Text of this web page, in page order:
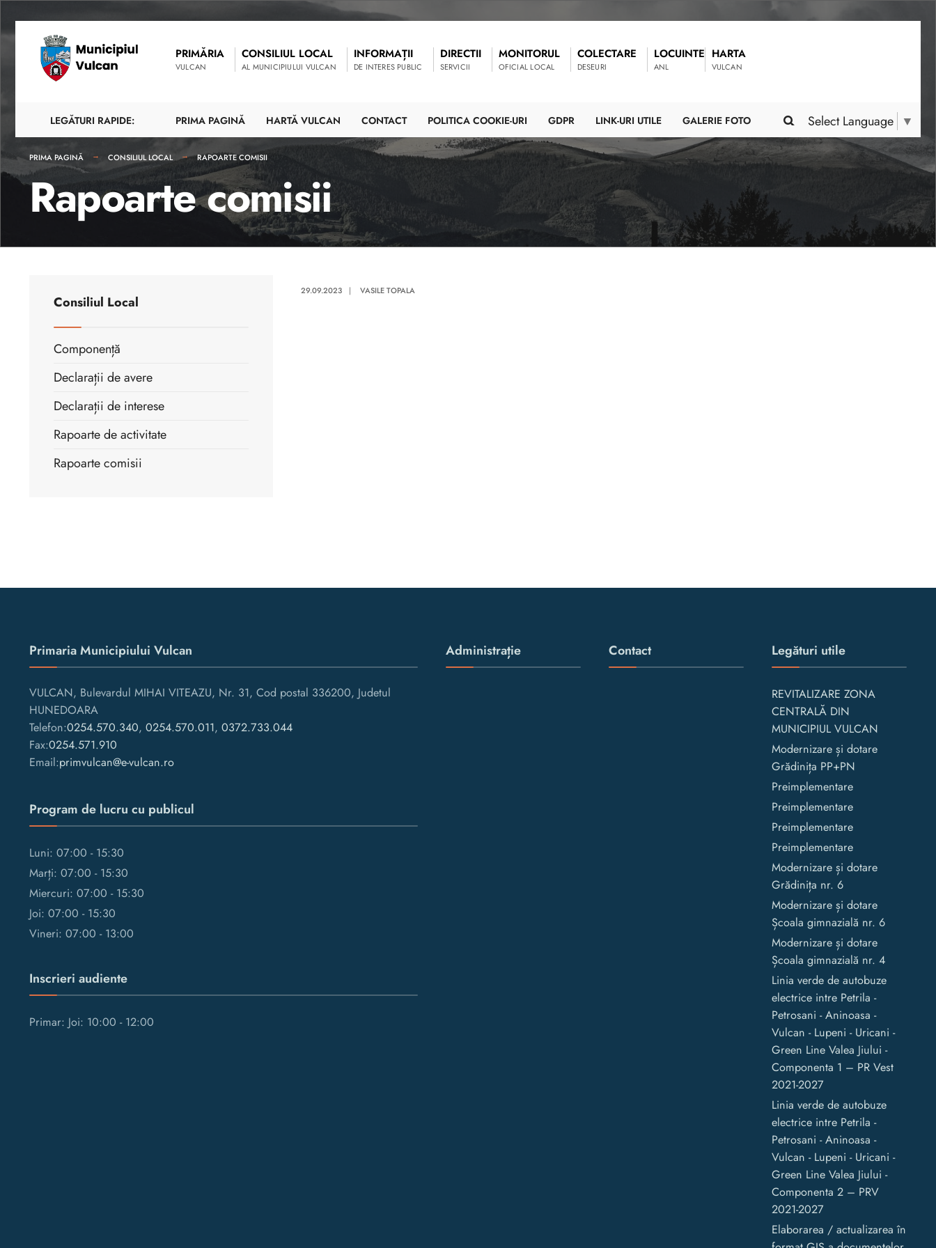
PRIMĂRIA
VULCAN
CONSILIUL LOCAL
AL MUNICIPIULUI VULCAN
INFORMAȚII
DE INTERES PUBLIC
DIRECTII
SERVICII
MONITORUL
OFICIAL LOCAL
COLECTARE
DESEURI
LOCUINTE
ANL
HARTA
VULCAN
Select Language ▼
LEGĂTURI RAPIDE: PRIMA PAGINĂ HARTĂ VULCAN CONTACT POLITICA COOKIE-URI GDPR LINK-URI UTILE GALERIE FOTO
PRIMA PAGINĂ CONSILIUL LOCAL RAPOARTE COMISII
Rapoarte comisii
29.09.2023 | VASILE TOPALA
Consiliul Local
Componență
Declarații de avere
Declarații de interese
Rapoarte de activitate
Rapoarte comisii
Primaria Municipiului Vulcan
VULCAN, Bulevardul MIHAI VITEAZU, Nr. 31, Cod postal 336200, Judetul
HUNEDOARA
Telefon:0254.570.340, 0254.570.011, 0372.733.044
Fax:0254.571.910
Email:primvulcan@e-vulcan.ro
Program de lucru cu publicul
Luni: 07:00 - 15:30
Marți: 07:00 - 15:30
Miercuri: 07:00 - 15:30
Joi: 07:00 - 15:30
Vineri: 07:00 - 13:00
Inscrieri audiente
Primar: Joi: 10:00 - 12:00
Administrație Contact Legături utile
REVITALIZARE ZONA
CENTRALĂ DIN
MUNICIPIUL VULCAN
Modernizare și dotare
Grădinița PP+PN
Preimplementare
Preimplementare
Preimplementare
Preimplementare
Modernizare și dotare
Grădinița nr. 6
Modernizare și dotare
Școala gimnazială nr. 6
Modernizare și dotare
Școala gimnazială nr. 4
Linia verde de autobuze
electrice intre Petrila -
Petrosani - Aninoasa -
Vulcan - Lupeni - Uricani -
Green Line Valea Jiului -
Componenta 1 – PR Vest
2021-2027
Linia verde de autobuze
electrice intre Petrila -
Petrosani - Aninoasa -
Vulcan - Lupeni - Uricani -
Green Line Valea Jiului -
Componenta 2 – PRV
2021-2027
Elaborarea / actualizarea în